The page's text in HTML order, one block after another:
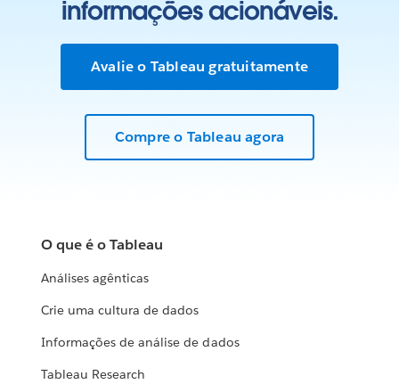
informações acionáveis.
Avalie o Tableau gratuitamente
Compre o Tableau agora
O que é o Tableau
Análises agênticas
Crie uma cultura de dados
Informações de análise de dados
Tableau Research